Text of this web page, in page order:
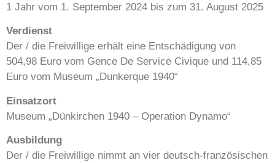
1 Jahr vom 1. September 2024 bis zum 31. August 2025
Verdienst
Der / die Freiwillige erhält eine Entschädigung von
504,98 Euro vom Gence De Service Civique und 114,85
Euro vom Museum „Dunkerque 1940“
Einsatzort
Museum „Dünkirchen 1940 – Operation Dynamo“
Ausbildung
Der / die Freiwillige nimmt an vier deutsch-französischen